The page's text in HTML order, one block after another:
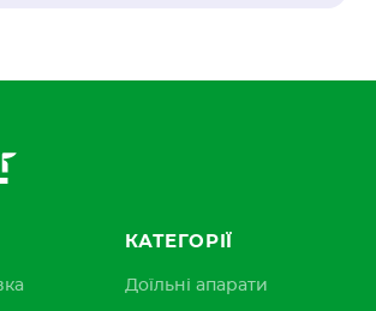
КАТЕГОРІЇ
Доїльні апарати